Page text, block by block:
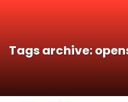
Tags archive: